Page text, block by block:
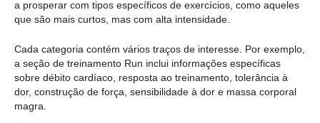
a prosperar com tipos específicos de exercícios, como aqueles
que são mais curtos, mas com alta intensidade.
Cada categoria contém vários traços de interesse. Por exemplo,
a seção de treinamento Run inclui informações específicas
sobre débito cardíaco, resposta ao treinamento, tolerância à
dor, construção de força, sensibilidade à dor e massa corporal
magra.